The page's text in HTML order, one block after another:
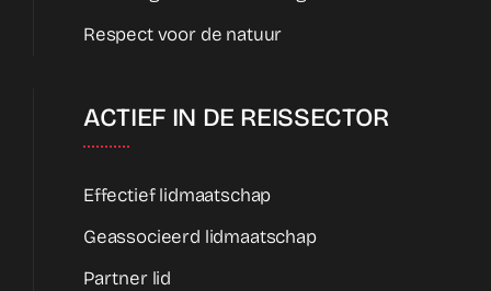
Respect voor de natuur
ACTIEF IN DE REISSECTOR
Effectief lidmaatschap
Geassocieerd lidmaatschap
Partner lid